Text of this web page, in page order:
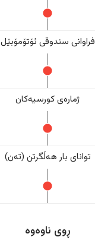
فراوانی سندوقی ئۆتۆمۆبێل
ژمارەی کورسیەکان
تواناى بار هەڵگرتن (تەن)
ڕوی ناوەوە